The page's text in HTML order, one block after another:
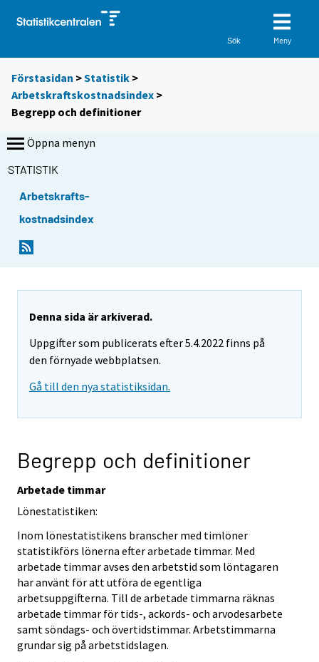
Sök Meny
Förstasidan >Statistik >
Arbetskraftskostnadsindex >
Begrepp och definitioner
Öppna menyn
STATISTIK
Arbetskrafts-
kostnadsindex
Denna sida är arkiverad.
Uppgifter som publicerats efter 5.4.2022 finns på
den förnyade webbplatsen.
Gå till den nya statistiksidan.
Begrepp och definitioner
Arbetade timmar
Lönestatistiken:
Inom lönestatistikens branscher med timlöner
statistikförs lönerna efter arbetade timmar. Med
arbetade timmar avses den arbetstid som löntagaren
har använt för att utföra de egentliga
arbetsuppgifterna. Till de arbetade timmarna räknas
arbetade timmar för tids-, ackords- och arvodesarbete
samt söndags- och övertidstimmar. Arbetstimmarna
grundar sig på arbetstidslagen.